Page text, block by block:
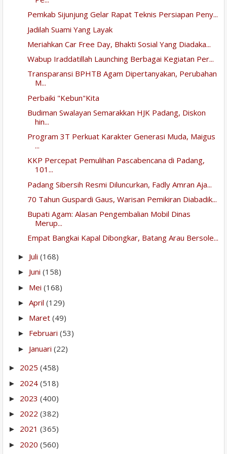
Pemkab Sijunjung Gelar Rapat Teknis Persiapan Peny...
Jadilah Suami Yang Layak
Meriahkan Car Free Day, Bhakti Sosial Yang Diadaka...
Wabup Iraddatillah Launching Berbagai Kegiatan Per...
Transparansi BPHTB Agam Dipertanyakan, Perubahan
M...
Perbaiki "Kebun"Kita
Budiman Swalayan Semarakkan HJK Padang, Diskon
hin...
Program 3T Perkuat Karakter Generasi Muda, Maigus
...
KKP Percepat Pemulihan Pascabencana di Padang,
101...
Padang Sibersih Resmi Diluncurkan, Fadly Amran Aja...
70 Tahun Guspardi Gaus, Warisan Pemikiran Diabadik...
Bupati Agam: Alasan Pengembalian Mobil Dinas
Merup...
Empat Bangkai Kapal Dibongkar, Batang Arau Bersole...
► Juli (168)
► Juni (158)
► Mei (168)
► April (129)
► Maret (49)
► Februari (53)
► Januari (22)
► 2025 (458)
► 2024 (518)
► 2023 (400)
► 2022 (382)
► 2021 (365)
► 2020 (560)